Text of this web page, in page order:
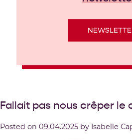
Fallait pas nous crêper le
Posted on 09.04.2025 by Isabelle